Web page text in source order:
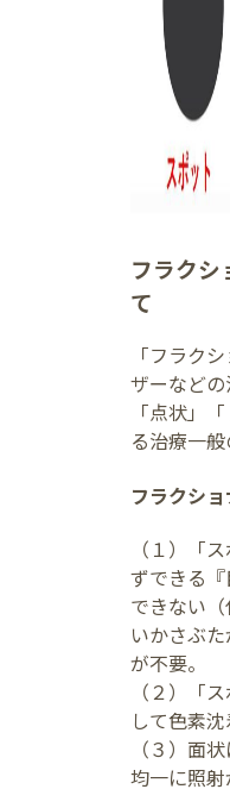
フラクシ
て
「フラク
ザーなど
「点状」
る治療一般
フラクシ
（１）「
ずできる
できない
いかさぶ
が不要。
（２）「
して色素沈
（３）面
均一に照射